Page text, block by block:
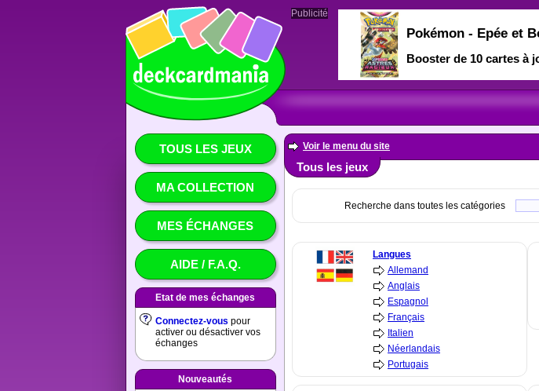
TOUS LES JEUX
MA COLLECTION
MES ÉCHANGES
AIDE / F.A.Q.
Etat de mes échanges
Connectez-vous pour
activer ou désactiver vos
échanges
Nouveautés
Voir le menu du site
Tous les jeux
Recherche dans toutes les catégories
Langues
Allemand
Anglais
Espagnol
Français
Italien
Néerlandais
Portugais
Publicité
Pokémon - Epée et
Booster de 10 cartes à